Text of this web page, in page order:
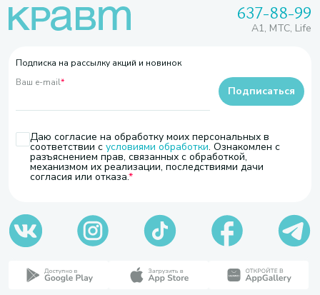
637-88-99
A1, МТС, Life
Подписка на рассылку акций и новинок
Ваш e-mail*
Даю согласие на обработку моих персональных в
соответствии с условиями обработки. Ознакомлен с
разъяснением прав, связанных с обработкой,
механизмом их реализации, последствиями дачи
согласия или отказа.
Подписаться